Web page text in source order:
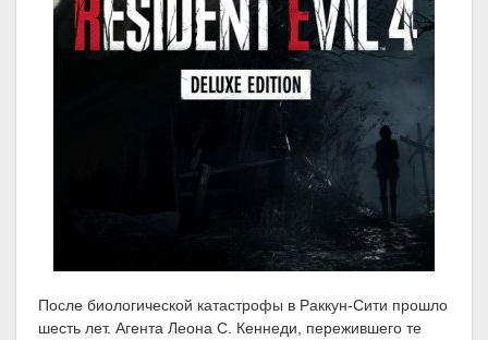
После биологической катастрофы в Раккун-Сити прошло
шесть лет. Агента Леона С. Кеннеди, пережившего те